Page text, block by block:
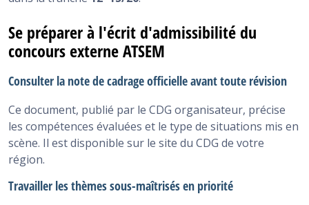
Se préparer à l'écrit d'admissibilité du
concours externe ATSEM
Consulter la note de cadrage officielle avant toute révision
Ce document, publié par le CDG organisateur, précise
les compétences évaluées et le type de situations mis en
scène. Il est disponible sur le site du CDG de votre
région.
Travailler les thèmes sous-maîtrisés en priorité